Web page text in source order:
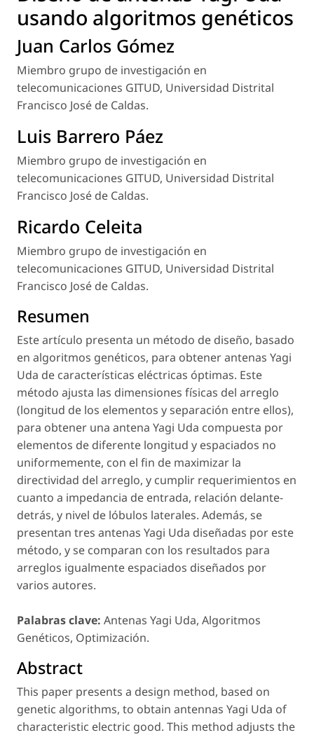
usando algoritmos genéticos
Juan Carlos Gómez
Miembro grupo de investigación en
telecomunicaciones GITUD, Universidad Distrital
Francisco José de Caldas.
Luis Barrero Páez
Miembro grupo de investigación en
telecomunicaciones GITUD, Universidad Distrital
Francisco José de Caldas.
Ricardo Celeita
Miembro grupo de investigación en
telecomunicaciones GITUD, Universidad Distrital
Francisco José de Caldas.
Resumen
Este artículo presenta un método de diseño, basado
en algoritmos genéticos, para obtener antenas Yagi
Uda de características eléctricas óptimas. Este
método ajusta las dimensiones físicas del arreglo
(longitud de los elementos y separación entre ellos),
para obtener una antena Yagi Uda compuesta por
elementos de diferente longitud y espaciados no
uniformemente, con el fin de maximizar la
directividad del arreglo, y cumplir requerimientos en
cuanto a impedancia de entrada, relación delante-
detrás, y nivel de lóbulos laterales. Además, se
presentan tres antenas Yagi Uda diseñadas por este
método, y se comparan con los resultados para
arreglos igualmente espaciados diseñados por
varios autores.
Palabras clave: Antenas Yagi Uda, Algoritmos
Genéticos, Optimización.
Abstract
This paper presents a design method, based on
genetic algorithms, to obtain antennas Yagi Uda of
characteristic electric good. This method adjusts the